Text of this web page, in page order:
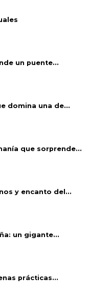
un puente...
domina una de...
que sorprende...
y encanto del...
un gigante...
prácticas...